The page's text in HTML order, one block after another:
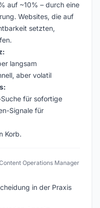
auf ~10% – durch eine
Websites, die auf
setzten,
langsam
aber volatil
für sofortige
Signale für
Korb.
Operations Manager
in der Praxis